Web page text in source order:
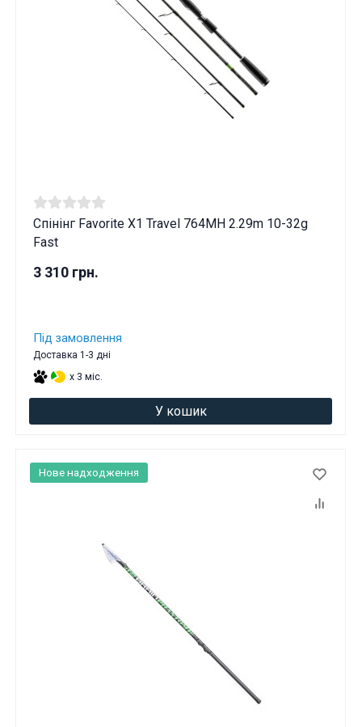
Спінінг Favorite X1 Travel 764MH 2.29m 10-32g
Fast
3 310 грн.
Під замовлення
Доставка 1-3 дні
x 3 міс.
У кошик
Нове надходження